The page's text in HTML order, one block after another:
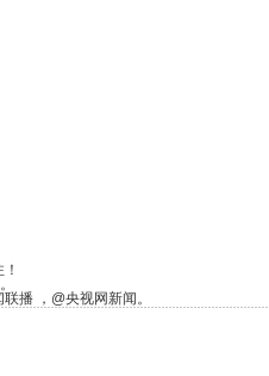
播 ，@央视网新闻。